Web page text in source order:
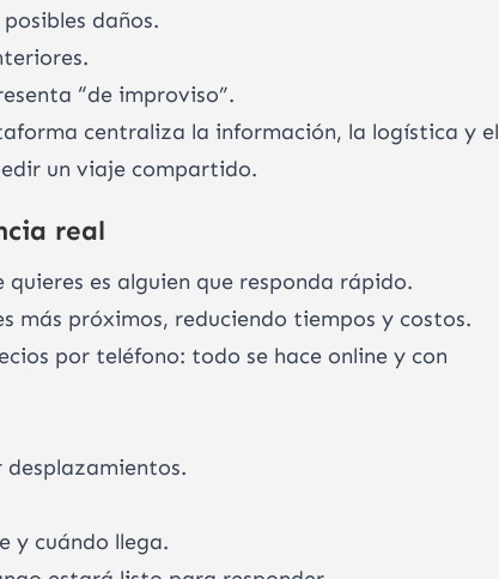
daños.
“de improviso”.
centraliza la información, la logística y el
un viaje compartido.
real
quieres es alguien que responda rápido.
más próximos, reduciendo tiempos y costos.
por teléfono: todo se hace online y con
desplazamientos.
y cuándo llega.